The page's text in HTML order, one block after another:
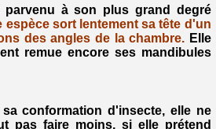
à son plus grand degré
espèce sort lentement sa tête d'un
des angles de la chambre. Elle
remue encore ses mandibules
sa conformation d'insecte, elle ne
pas faire moins, si elle prétend